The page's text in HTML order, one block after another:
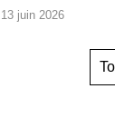
13 juin 2026